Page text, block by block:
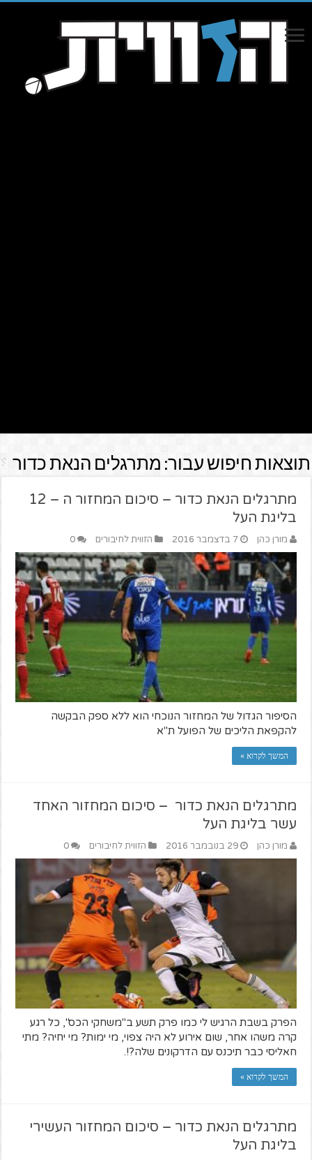
תוצאות חיפוש עבור: מתרגלים הנאת כדור
מתרגלים הנאת כדור – סיכום המחזור ה – 12
בליגת העל
מורן כהן 7 בדצמבר 2016 הזווית לחיבורים 0
הסיפור הגדול של המחזור הנוכחי הוא ללא ספק הבקשה
להקפאת הליכים של הפועל ת"א
המשך לקרוא »
מתרגלים הנאת כדור – סיכום המחזור האחד
עשר בליגת העל
מורן כהן 29 בנובמבר 2016 הזווית לחיבורים 0
הפרק בשבת הרגיש לי כמו פרק תשע ב"משחקי הכס", כל רגע
קרה משהו אחר, שום אירוע לא היה צפוי, מי ימות? מי יחיה? מתי
חאליסי כבר תיכנס עם הדרקונים שלה?!.
המשך לקרוא »
מתרגלים הנאת כדור – סיכום המחזור העשירי
בליגת העל